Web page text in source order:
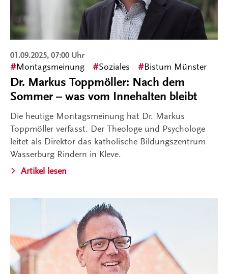
01.09.2025, 07:00 Uhr
Montagsmeinung Soziales Bistum Münster
Dr. Markus Toppmöller: Nach dem
Sommer – was vom Innehalten bleibt
Die heutige Montagsmeinung hat Dr. Markus
Toppmöller verfasst. Der Theologe und Psychologe
leitet als Direktor das katholische Bildungszentrum
Wasserburg Rindern in Kleve.
Artikel lesen